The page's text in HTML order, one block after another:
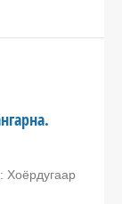
Хоёрдугаар